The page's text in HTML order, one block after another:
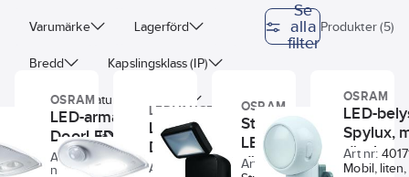
Varumärke Lagerförd
Bredd Kapslingsklass (IP)
Färgtemperatur
Effekt ljuskälla Ljuskälla
Djup
Se
alla
filter
Produkter (5)
OSRAM
LED-armatur
DoorLED med
sensor,
Art
nr:
4017146601
LEDVANCE
LED-armatur
DoorLED med
sensor,
Art
OSRAM
Strålkastare
LED med
rörelsevakt,
Art nr: 4017146881
OSRAM
LED-
Spylux,
Art nr:
Mobil, liten,